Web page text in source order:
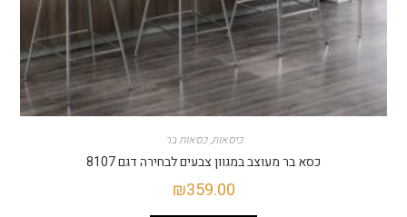
כיסאות,כסאות בר
כסא בר מעוצב במגוון צבעים לבחירה דגם 8107
₪359.00